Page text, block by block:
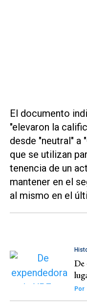
El documento
"elevaron la
desde "neutral" a
que se utilizan
tenencia de un
mantener en el
al mismo en el
De
Por